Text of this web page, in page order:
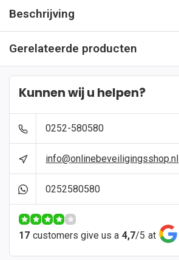
Beschrijving
Gerelateerde producten
Kunnen wij u helpen?
0252-580580
info@onlinebeveiligingsshop.nl
0252580580
17 customers give us a 4,7/5 at